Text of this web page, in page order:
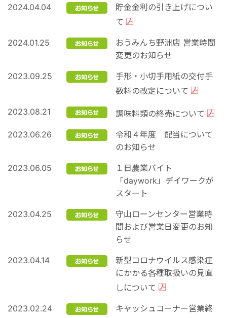
2024.04.04
貯⾦⾦利の引き上げについ
て
2024.01.25
おうみんち野洲店 営業時間
変更のお知らせ
2023.09.25
手形・小切手用紙の交付手
数料の改定について
2023.08.21 調味料類の終売について
2023.06.26
令和４年度 配当について
のお知らせ
2023.06.05
１日農業バイト
「daywork」デイワークが
スタート
2023.04.25
守山ローンセンター営業時
間および営業日変更のお知
らせ
2023.04.14
新型コロナウイルス感染症
にかかる各種取扱いの見直
しについて
2023.02.24
キャッシュコーナー営業終